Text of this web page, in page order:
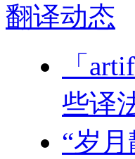
翻译动态
「
些译
“岁